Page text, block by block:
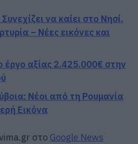
να καίει στο Νησί,
– Νέες εικόνες και
έργο αξίας 2.425.000€ στην
Νέοι από τη Ρουμανία
Εικόνα
στο Google News